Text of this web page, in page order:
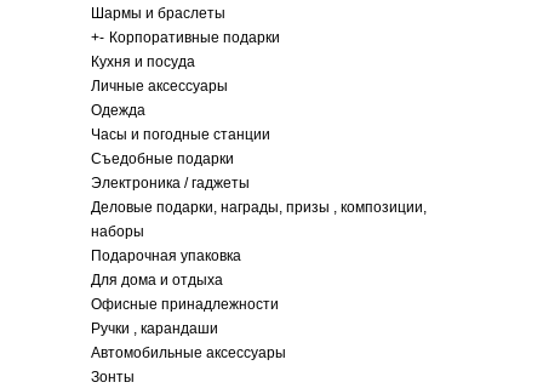
Шармы и браслеты
+- Корпоративные подарки
Кухня и посуда
Личные аксессуары
Одежда
Часы и погодные станции
Съедобные подарки
Электроника / гаджеты
Деловые подарки, награды, призы , композиции,
наборы
Подарочная упаковка
Для дома и отдыха
Офисные принадлежности
Ручки , карандаши
Автомобильные аксессуары
Зонты